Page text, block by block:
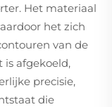
Het materiaal
het zich
van de
is afgekoeld,
precisie,
die